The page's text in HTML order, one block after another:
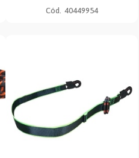
Cód. 40449954